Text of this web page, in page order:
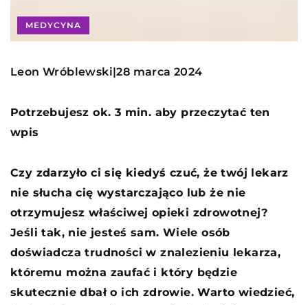
MEDYCYNA
Leon Wróblewski|28 marca 2024
Potrzebujesz ok. 3 min. aby przeczytać ten
wpis
Czy zdarzyło ci się kiedyś czuć, że twój lekarz
nie słucha cię wystarczająco lub że nie
otrzymujesz właściwej opieki zdrowotnej?
Jeśli tak, nie jesteś sam. Wiele osób
doświadcza trudności w znalezieniu lekarza,
któremu można zaufać i który będzie
skutecznie dbał o ich zdrowie. Warto wiedzieć,